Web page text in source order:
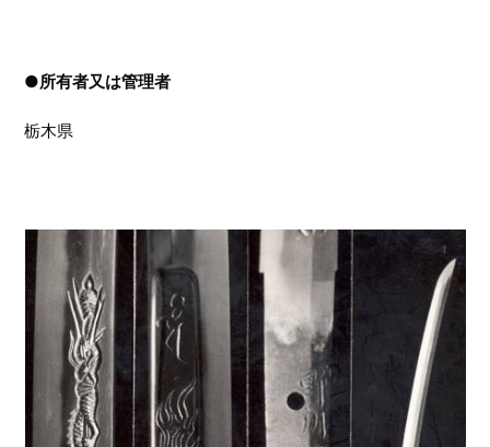
●所有者又は管理者
栃木県